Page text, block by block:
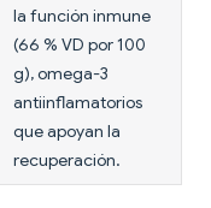
la función inmune
(66 % VD por 100
g), omega-3
antiinflamatorios
que apoyan la
recuperación.